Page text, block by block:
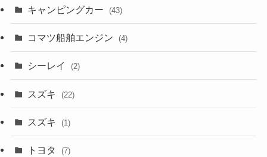
キャンピングカー (43)
コマツ船舶エンジン (4)
シーレイ (2)
スズキ (22)
スズキ (1)
トヨタ (7)